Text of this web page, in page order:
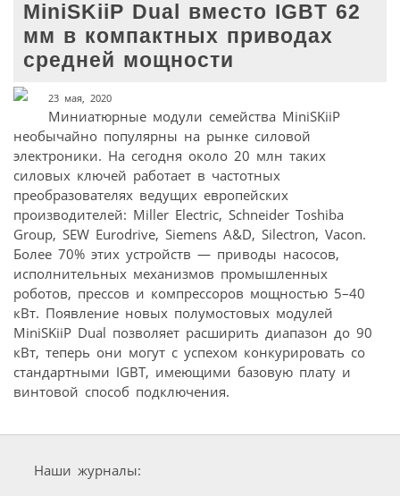
MiniSKiiP Dual вместо IGBT 62
мм в компактных приводах
средней мощности
23 мая, 2020
Миниатюрные модули семейства MiniSKiiP
необычайно популярны на рынке силовой
электроники. На сегодня около 20 млн таких
силовых ключей работает в частотных
преобразователях ведущих европейских
производителей: Miller Electric, Schneider Toshiba
Group, SEW Eurodrive, Siemens A&D, Silectron, Vacon.
Более 70% этих устройств — приводы насосов,
исполнительных механизмов промышленных
роботов, прессов и компрессоров мощностью 5–40
кВт. Появление новых полумостовых модулей
MiniSKiiP Dual позволяет расширить диапазон до 90
кВт, теперь они могут с успехом конкурировать со
стандартными IGBT, имеющими базовую плату и
винтовой способ подключения.
Наши журналы: